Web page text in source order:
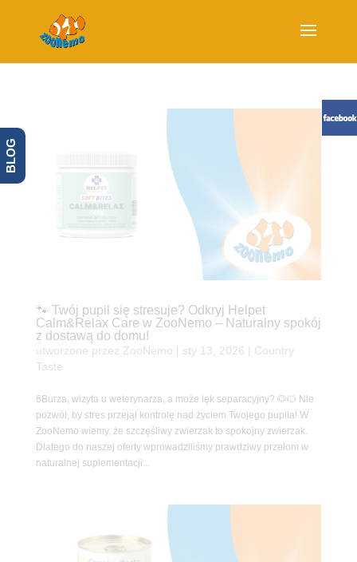
🐾 Twój pupil się stresuje? Odkryj Helpet
Calm&Relax Care w ZooNemo – Naturalny spokój
z dostawą do domu!
utworzone przez ZooNemo sty 13, 2026
Country
Taste
6Burza, wizyta u weterynarza, a może lęk separacyjny? 🐶🐱 Nie
pozwól, by stres przejął kontrolę nad życiem Twojego pupila! W
ZooNemo wiemy, że szczęśliwy zwierzak to spokojny zwierzak.
Dlatego do naszej oferty wprowadziliśmy prawdziwy przełom w
naturalnej suplementacji...
BLOG